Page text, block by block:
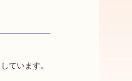
ています。